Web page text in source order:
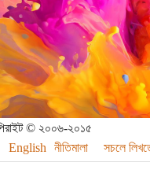
© ২০০৬-২০১৫
English নীতিমালা সচলে